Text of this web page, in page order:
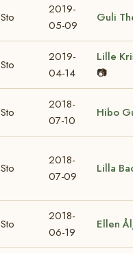
Sto
2019-
05-09
Guli
Sto
2019-
04-14
Lille
📷
Sto
2018-
07-10
Hibo
Sto
2018-
07-09
Lilla
Sto
2018-
06-19
Ellen